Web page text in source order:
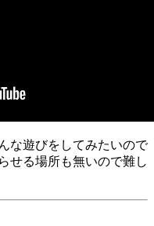
な遊びをしてみたいので
せる場所も無いので難し